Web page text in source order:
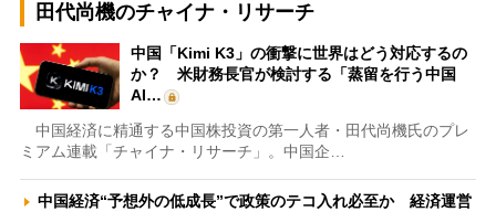
田代尚機のチャイナ・リサーチ
中国「Kimi K3」の衝撃に世界はどう対応するの
か？ 米財務長官が検討する「蒸留を行う中国
AI…
中国経済に精通する中国株投資の第一人者・田代尚機氏のプレ
ミアム連載「チャイナ・リサーチ」。中国企…
中国経済“予想外の低成長”で政策のテコ入れ必至か 経済運営